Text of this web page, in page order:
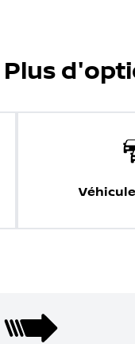
Plus